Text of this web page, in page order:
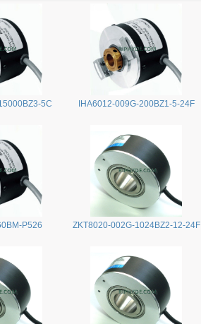
5C IHA6012-009G-200BZ1-5-24F
P526 ZKT8020-002G-1024BZ2-12-24F